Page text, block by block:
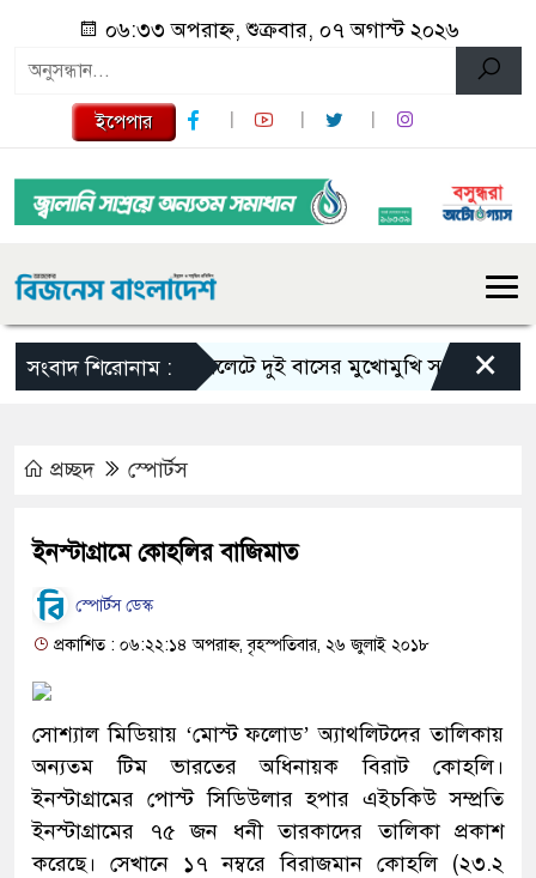
০৬:৩৩ অপরাহ্ন, শুক্রবার, ০৭ অগাস্ট ২০২৬
ইপেপার
সংবাদ শিরোনাম :সিলেটে দুই বাসের মুখোমুখি সংঘর্ষে নিহত×
প্রচ্ছদ স্পোর্টস
ইনস্টাগ্রামে কোহলির বাজিমাত
স্পোর্টস ডেস্ক
প্রকাশিত : ০৬:২২:১৪ অপরাহ্ন, বৃহস্পতিবার, ২৬ জুলাই ২০১৮
সোশ্যাল মিডিয়ায় ‘মোস্ট ফলোড’ অ্যাথলিটদের তালিকায়
অন্যতম টিম ভারতের অধিনায়ক বিরাট কোহলি।
ইনস্টাগ্রামের পোস্ট সিডিউলার হপার এইচকিউ সম্প্রতি
ইনস্টাগ্রামের ৭৫ জন ধনী তারকাদের তালিকা প্রকাশ
করেছে। সেখানে ১৭ নম্বরে বিরাজমান কোহলি (২৩.২